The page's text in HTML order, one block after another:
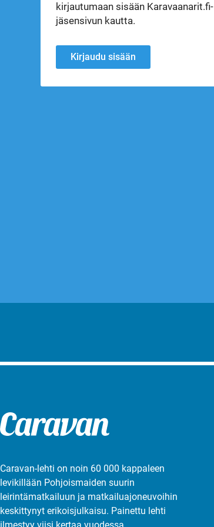
kirjautumaan sisään Karavaanarit.fi-
jäsensivun kautta.
Kirjaudu sisään
Caravan-lehti on noin 60 000 kappaleen
levikillään Pohjoismaiden suurin
leirintämatkailuun ja matkailuajoneuvoihin
keskittynyt erikoisjulkaisu. Painettu lehti
ilmestyy viisi kertaa vuodessa.